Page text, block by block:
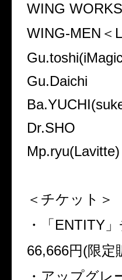
WING WORKS
WING-MEN ＜
Gu.Daichi
Dr.SHO
Mp.ryu(Lavitte)
＜チケット＞
・「 ENTITY
66,666円(限定
・アップグレ